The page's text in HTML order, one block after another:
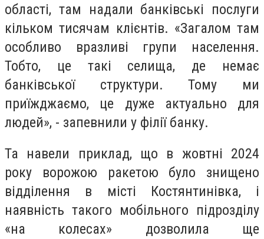
області, там надали банківські послуги
кільком тисячам клієнтів. «Загалом там
особливо вразливі групи населення.
Тобто, це такі селища, де немає
банківської структури. Тому ми
приїжджаємо, це дуже актуально для
людей», - запевнили у філії банку.
Та навели приклад, що в жовтні 2024
року ворожою ракетою було знищено
відділення в місті Костянтинівка, і
наявність такого мобільного підрозділу
«на колесах» дозволила ще